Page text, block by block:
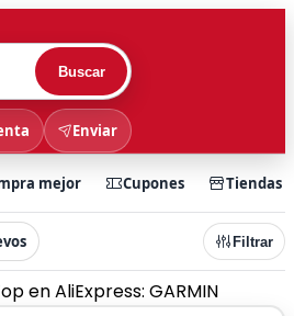
Buscar
Enviar
mejor Cupones Tiendas
Filtrar
en AliExpress: GARMIN